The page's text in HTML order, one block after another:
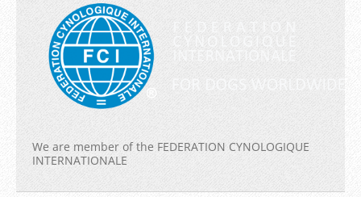
We are member of the FEDERATION CYNOLOGIQUE
INTERNATIONALE